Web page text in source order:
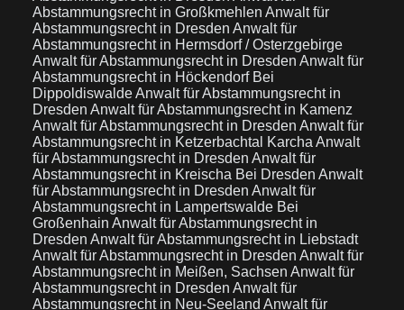
Abstammungsrecht in Großkmehlen Anwalt für
Abstammungsrecht in Dresden Anwalt für
Abstammungsrecht in Hermsdorf / Osterzgebirge
Anwalt für Abstammungsrecht in Dresden Anwalt für
Abstammungsrecht in Höckendorf Bei
DippoldiswaldeAnwalt für Abstammungsrecht in
Dresden Anwalt für Abstammungsrecht in Kamenz
Anwalt für Abstammungsrecht in Dresden Anwalt für
Abstammungsrecht in Ketzerbachtal Karcha Anwalt
für Abstammungsrecht in Dresden Anwalt für
Abstammungsrecht in Kreischa Bei Dresden Anwalt
für Abstammungsrecht in Dresden Anwalt für
Abstammungsrecht in Lampertswalde Bei
Großenhain Anwalt für Abstammungsrecht in
Dresden Anwalt für Abstammungsrecht in Liebstadt
Anwalt für Abstammungsrecht in Dresden Anwalt für
Abstammungsrecht in Meißen, Sachsen Anwalt für
Abstammungsrecht in Dresden Anwalt für
Abstammungsrecht in Neu-Seeland Anwalt für